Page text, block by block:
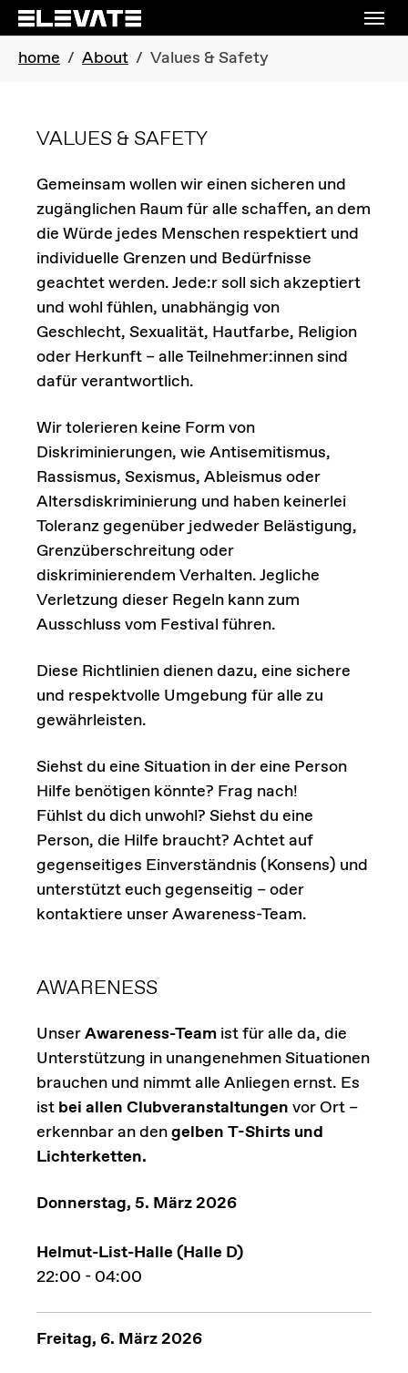
Skip to main navigation
Skip to main content
Skip to page footer
You are here:
home About Values & Safety
VALUES & SAFETY
Gemeinsam wollen wir einen sicheren und
zugänglichen Raum für alle schaffen, an dem
die Würde jedes Menschen respektiert und
individuelle Grenzen und Bedürfnisse
geachtet werden. Jede:r soll sich akzeptiert
und wohl fühlen, unabhängig von
Geschlecht, Sexualität, Hautfarbe, Religion
oder Herkunft – alle Teilnehmer:innen sind
dafür verantwortlich.
Wir tolerieren keine Form von
Diskriminierungen, wie Antisemitismus,
Rassismus, Sexismus, Ableismus oder
Altersdiskriminierung und haben keinerlei
Toleranz gegenüber jedweder Belästigung,
Grenzüberschreitung oder
diskriminierendem Verhalten. Jegliche
Verletzung dieser Regeln kann zum
Ausschluss vom Festival führen.
Diese Richtlinien dienen dazu, eine sichere
und respektvolle Umgebung für alle zu
gewährleisten.
Siehst du eine Situation in der eine Person
Hilfe benötigen könnte? Frag nach!
Fühlst du dich unwohl? Siehst du eine
Person, die Hilfe braucht? Achtet auf
gegenseitiges Einverständnis (Konsens) und
unterstützt euch gegenseitig – oder
kontaktiere unser Awareness-Team.
AWARENESS
UnserAwareness-Team ist für alle da, die
Unterstützung in unangenehmen Situationen
brauchen und nimmt alle Anliegen ernst. Es
ist bei allen Clubveranstaltungen vor Ort –
erkennbar an dengelben T-Shirts und
Lichterketten.
Donnerstag, 5. März 2026
Helmut-List-Halle (Halle D)
22:00 - 04:00
Freitag, 6. März 2026